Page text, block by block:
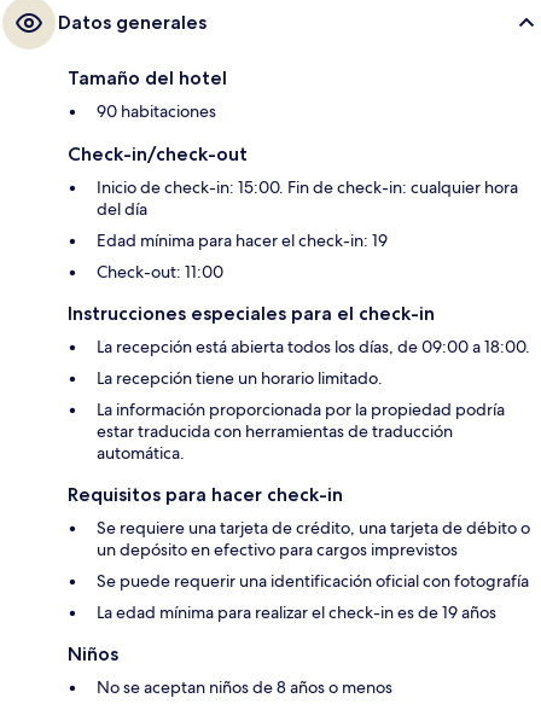
Datos generales
Tamaño del hotel
90 habitaciones
Check-in/check-out
Inicio de check-in: 15:00. Fin de check-in: cualquier hora
del día
Edad mínima para hacer el check-in: 19
Check-out: 11:00
Instrucciones especiales para el check-in
La recepción está abierta todos los días, de 09:00 a 18:00.
La recepción tiene un horario limitado.
La información proporcionada por la propiedad podría
estar traducida con herramientas de traducción
automática.
Requisitos para hacer check-in
Se requiere una tarjeta de crédito, una tarjeta de débito o
un depósito en efectivo para cargos imprevistos
Se puede requerir una identificación oficial con fotografía
La edad mínima para realizar el check-in es de 19 años
Niños
No se aceptan niños de 8 años o menos